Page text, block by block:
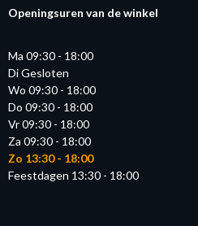
Openingsuren van de winkel
Ma 09:30 - 18:00
Di Gesloten
Wo 09:30 - 18:00
Do 09:30 - 18:00
Vr 09:30 - 18:00
Za 09:30 - 18:00
Zo 13:30 - 18:00
Feestdagen 13:30 - 18:00